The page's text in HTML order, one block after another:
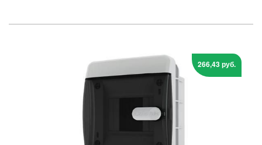
266,43 руб.